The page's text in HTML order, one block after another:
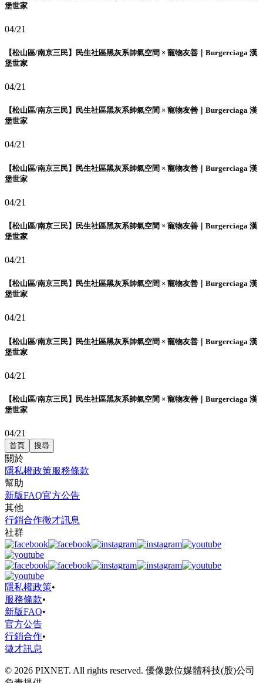
堡世家
04/21
【松山區/南京三民】民生社區黑灰系帥氣空間 × 寵物友善｜Burgerciaga 漢
堡世家
04/21
【松山區/南京三民】民生社區黑灰系帥氣空間 × 寵物友善｜Burgerciaga 漢
堡世家
04/21
【松山區/南京三民】民生社區黑灰系帥氣空間 × 寵物友善｜Burgerciaga 漢
堡世家
04/21
【松山區/南京三民】民生社區黑灰系帥氣空間 × 寵物友善｜Burgerciaga 漢
堡世家
04/21
【松山區/南京三民】民生社區黑灰系帥氣空間 × 寵物友善｜Burgerciaga 漢
堡世家
04/21
【松山區/南京三民】民生社區黑灰系帥氣空間 × 寵物友善｜Burgerciaga 漢
堡世家
04/21
【松山區/南京三民】民生社區黑灰系帥氣空間 × 寵物友善｜Burgerciaga 漢
堡世家
04/21
首頁 搜尋
關於
隱私權政策服務條款
幫助
新版FAQ官方公告
其他
行銷合作徵才訊息
社群
隱私權政策•
服務條款•
新版FAQ•
官方公告
行銷合作•
徵才訊息
© 2026 PIXNET. All rights reserved. 優像數位媒體科技(股)公司